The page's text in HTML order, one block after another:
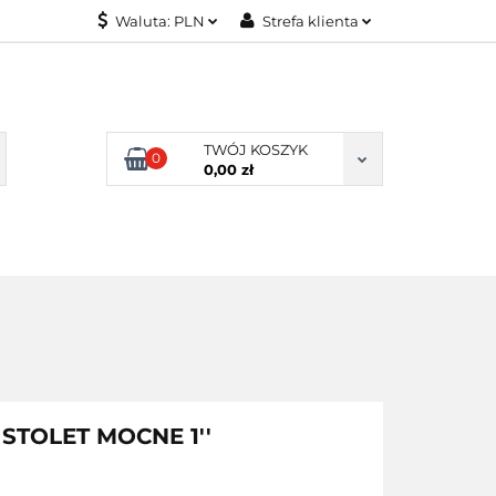
Waluta: PLN Strefa klienta
Dodaj zgłoszenie
Zgody cookies
0
TWÓJ KOSZYK
0,00 zł
KONTAKT
MOCNE 1''